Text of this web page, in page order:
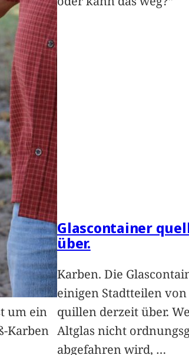
um ein
Karben
Glascontainer
über.
Karben. Die
einigen Stadtteilen
quillen derzeit über.
Altglas nicht
abgefahren wird, …